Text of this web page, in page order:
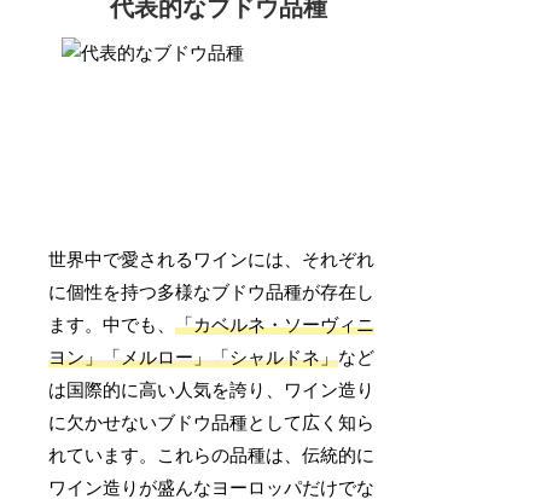
代表的なブドウ品種
世界中で愛されるワインには、それぞれ
に個性を持つ多様なブドウ品種が存在し
ます。中でも、「カベルネ・ソーヴィニ
ヨン」「メルロー」「シャルドネ」など
は国際的に高い人気を誇り、ワイン造り
に欠かせないブドウ品種として広く知ら
れています。これらの品種は、伝統的に
ワイン造りが盛んなヨーロッパだけでな